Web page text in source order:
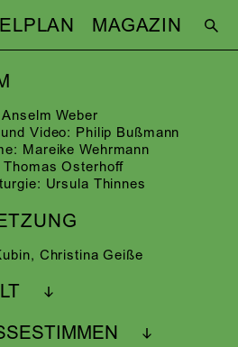
MAGAZIN
Anselm Weber
Video: Philip Bußmann
Mareike Wehrmann
Thomas Osterhoff
Ursula Thinnes
, Christina Geiße